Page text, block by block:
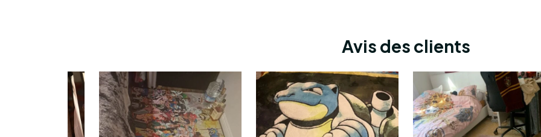
Avis des clients